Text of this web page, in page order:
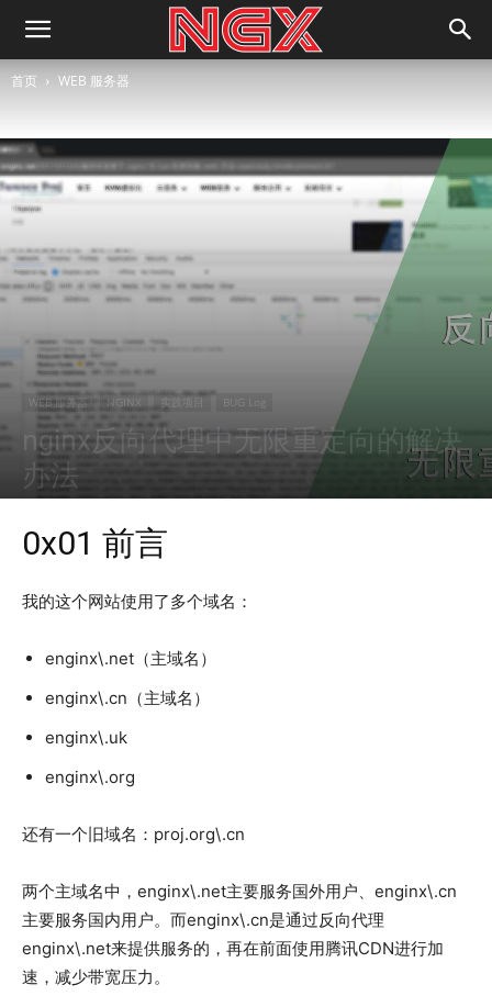
首页 WEB 服务器
WEB 服务器 NGINX 实践项目 BUG Log
nginx反向代理中无限重定向的解决
办法
0x01 前言
我的这个网站使用了多个域名：
enginx\.net（主域名）
enginx\.cn（主域名）
enginx\.uk
enginx\.org
还有一个旧域名：proj.org\.cn
两个主域名中，enginx\.net主要服务国外用户、enginx\.cn
主要服务国内用户。而enginx\.cn是通过反向代理
enginx\.net来提供服务的，再在前面使用腾讯CDN进行加
速，减少带宽压力。